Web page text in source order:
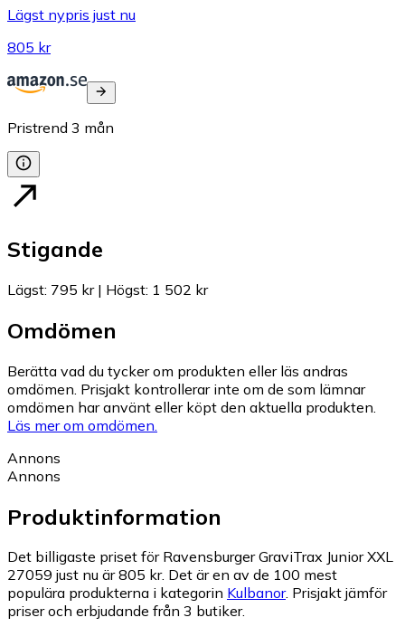
Lägst nypris just nu
805 kr
Pristrend 3 mån
Stigande
Lägst: 795 kr| Högst: 1 502 kr
Omdömen
Berätta vad du tycker om produkten eller läs andras
omdömen. Prisjakt kontrollerar inte om de som lämnar
omdömen har använt eller köpt den aktuella produkten.
Läs mer om omdömen.
Annons
Annons
Produktinformation
Det billigaste priset för Ravensburger GraviTrax Junior XXL
27059 just nu är 805 kr. Det är en av de 100 mest
populära produkterna i kategorin Kulbanor. Prisjakt jämför
priser och erbjudande från 3 butiker.